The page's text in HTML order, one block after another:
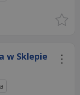
w Sklepie